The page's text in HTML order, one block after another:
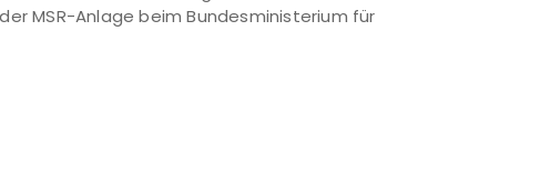
MSR-Anlage beim Bundesministerium für